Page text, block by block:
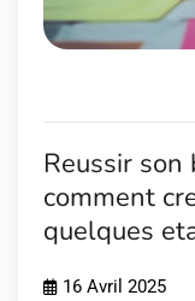
Reussir
comment
quelques
16 Avril 2025